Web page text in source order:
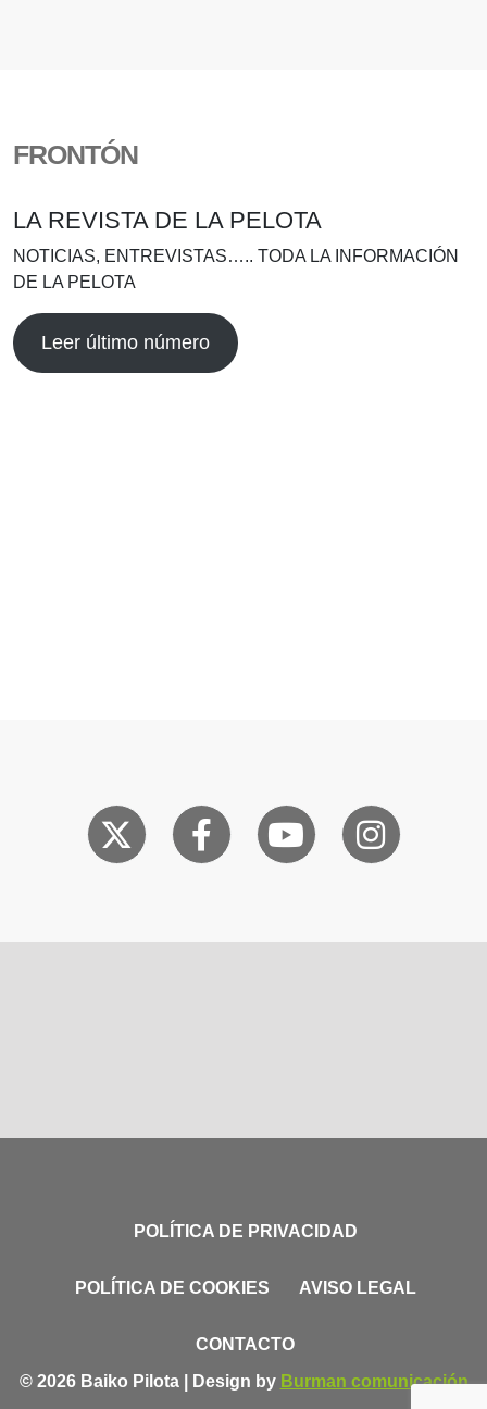
FRONTÓN
LA REVISTA DE LA PELOTA
NOTICIAS, ENTREVISTAS….. TODA LA INFORMACIÓN
DE LA PELOTA
Leer último número
POLÍTICA DE PRIVACIDAD
POLÍTICA DE COOKIES AVISO LEGAL
CONTACTO
© 2026 Baiko Pilota | Design by Burman comunicación